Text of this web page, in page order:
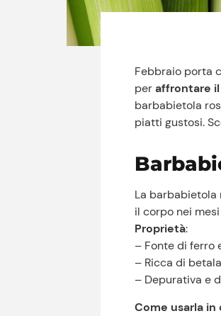
Febbraio porta
peraffrontare
barbabietola
piatti gustosi.
La barbabietola
il corpo nei
Proprietà:
– Fonte di ferro
– Ricca di
– Depurativa e
Come usarla in